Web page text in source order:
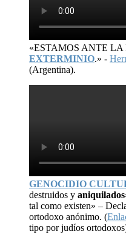
«ESTAMOS ANTE LA
EXTERMINIO.» -
(Argentina).
GENOCIDIO
destruidos y aniquilados
tal como existen» –
ortodoxo anónimo. (
tipo por judíos